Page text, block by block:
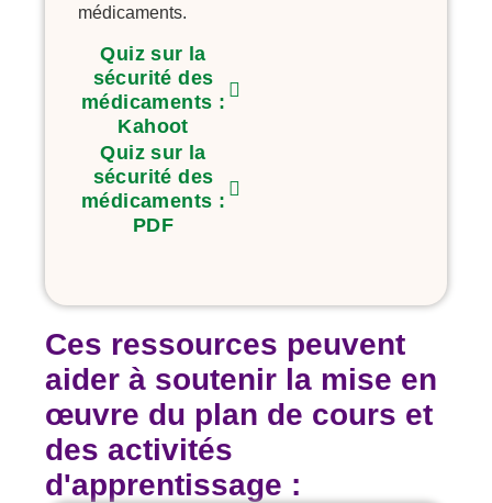
médicaments.
Quiz sur la
sécurité des
médicaments :
Kahoot
Quiz sur la
sécurité des
médicaments :
PDF
Ces ressources peuvent
aider à soutenir la mise en
œuvre du plan de cours et
des activités
d'apprentissage :